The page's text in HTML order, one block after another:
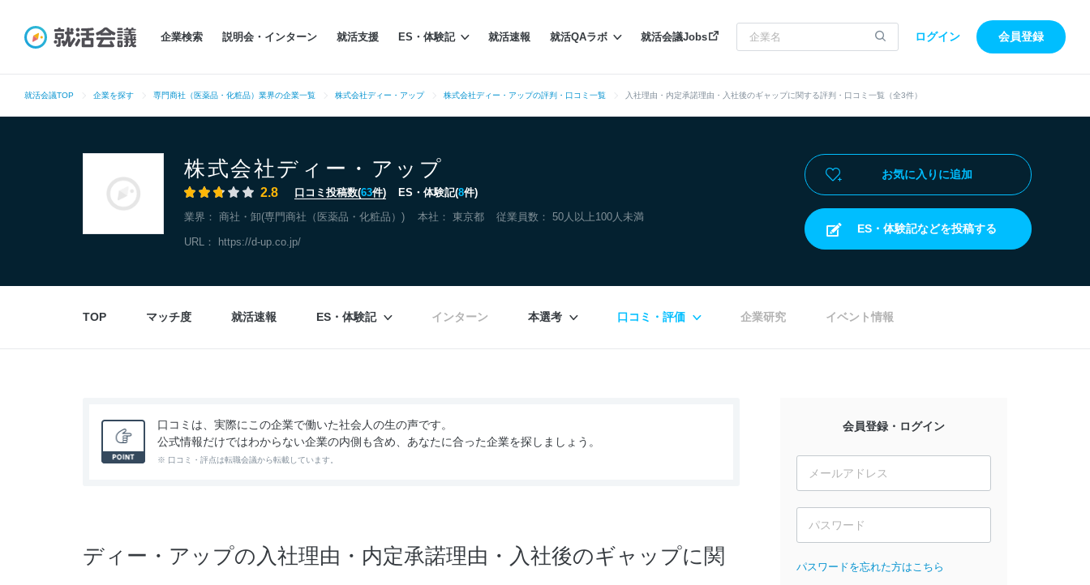
企業検索 説明会・インターン 就活支援 ES・体験記 就活速報 就活QAラボ 就活会議Jobs ログイン 会員登録
就活会議TOP 企業を探す 専門商社（医薬品・化粧品）業界の企業一覧 株式会社ディー・アップ 株式会社ディー・アップの評判・口コミ一覧 入社理由・内定承諾理由・入社後のギャップに関する評判・口コミ一覧（全3件）
株式会社ディー・アップ
2.8 口コミ投稿数(63件) ES・体験記(8件)
業界： 商社・卸(専門商社（医薬品・化粧品）) 本社： 東京都 従業員数： 50人以上100人未満
URL： https://d-up.co.jp/
お気に入りに追加
ES・体験記などを投稿する
TOP マッチ度 就活速報 ES・体験記 インターン 本選考 口コミ・評価 企業研究 イベント情報
口コミは、実際にこの企業で働いた社会人の生の声です。
公式情報だけではわからない企業の内側も含め、あなたに合った企業を探しましょう。
※ 口コミ・評点は転職会議から転載しています。
ディー・アップの入社理由・内定承諾理由・入社後のギャップに関
会員登録・ログイン
パスワードを忘れた方はこちら